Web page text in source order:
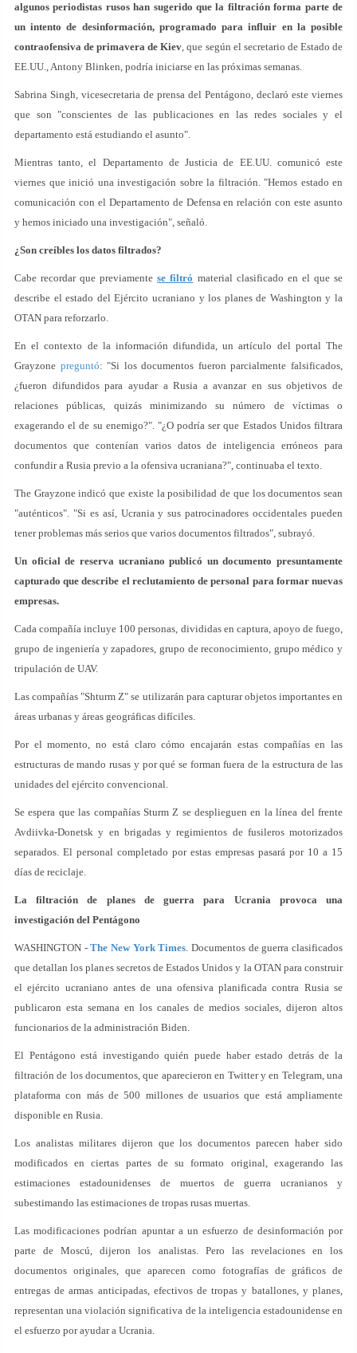
algunos periodistas rusos han sugerido que la filtración forma parte de
un intento de desinformación, programado para influir en la posible
contraofensiva de primavera de Kiev, que según el secretario de Estado de
EE.UU., Antony Blinken, podría iniciarse en las próximas semanas.
Sabrina Singh, vicesecretaria de prensa del Pentágono, declaró este viernes
que son "conscientes de las publicaciones en las redes sociales y el
departamento está estudiando el asunto".
Mientras tanto, el Departamento de Justicia de EE.UU. comunicó este
viernes que inició una investigación sobre la filtración. "Hemos estado en
comunicación con el Departamento de Defensa en relación con este asunto
y hemos iniciado una investigación", señaló.
¿Son creíbles los datos filtrados?
Cabe recordar que previamentese filtró material clasificado en el que se
describe el estado del Ejército ucraniano y los planes de Washington y la
OTAN para reforzarlo.
En el contexto de la información difundida, un artículo del portal The
Grayzone preguntó: "Si los documentos fueron parcialmente falsificados,
¿fueron difundidos para ayudar a Rusia a avanzar en sus objetivos de
relaciones públicas, quizás minimizando su número de víctimas o
exagerando el de su enemigo?". "¿O podría ser que Estados Unidos filtrara
documentos que contenían varios datos de inteligencia erróneos para
confundir a Rusia previo a la ofensiva ucraniana?", continuaba el texto.
The Grayzone indicó que existe la posibilidad de que los documentos sean
"auténticos". "Si es así, Ucrania y sus patrocinadores occidentales pueden
tener problemas más serios que varios documentos filtrados", subrayó.
Un oficial de reserva ucraniano publicó un documento presuntamente
capturado que describe el reclutamiento de personal para formar nuevas
empresas.
Cada compañía incluye 100 personas, divididas en captura, apoyo de fuego,
grupo de ingeniería y zapadores, grupo de reconocimiento, grupo médico y
tripulación de UAV.
Las compañías "Shturm Z" se utilizarán para capturar objetos importantes en
áreas urbanas y áreas geográficas difíciles.
Por el momento, no está claro cómo encajarán estas compañías en las
estructuras de mando rusas y por qué se forman fuera de la estructura de las
unidades del ejército convencional.
Se espera que las compañías Sturm Z se desplieguen en la línea del frente
Avdiivka-Donetsk y en brigadas y regimientos de fusileros motorizados
separados. El personal completado por estas empresas pasará por 10 a 15
días de reciclaje.
La filtración de planes de guerra para Ucrania provoca una
investigación del Pentágono
WASHINGTON -The New York Times. Documentos de guerra clasificados
que detallan los planes secretos de Estados Unidos y la OTAN para construir
el ejército ucraniano antes de una ofensiva planificada contra Rusia se
publicaron esta semana en los canales de medios sociales, dijeron altos
funcionarios de la administración Biden.
El Pentágono está investigando quién puede haber estado detrás de la
filtración de los documentos, que aparecieron en Twitter y en Telegram, una
plataforma con más de 500 millones de usuarios que está ampliamente
disponible en Rusia.
Los analistas militares dijeron que los documentos parecen haber sido
modificados en ciertas partes de su formato original, exagerando las
estimaciones estadounidenses de muertos de guerra ucranianos y
subestimando las estimaciones de tropas rusas muertas.
Las modificaciones podrían apuntar a un esfuerzo de desinformación por
parte de Moscú, dijeron los analistas. Pero las revelaciones en los
documentos originales, que aparecen como fotografías de gráficos de
entregas de armas anticipadas, efectivos de tropas y batallones, y planes,
representan una violación significativa de la inteligencia estadounidense en
el esfuerzo por ayudar a Ucrania.